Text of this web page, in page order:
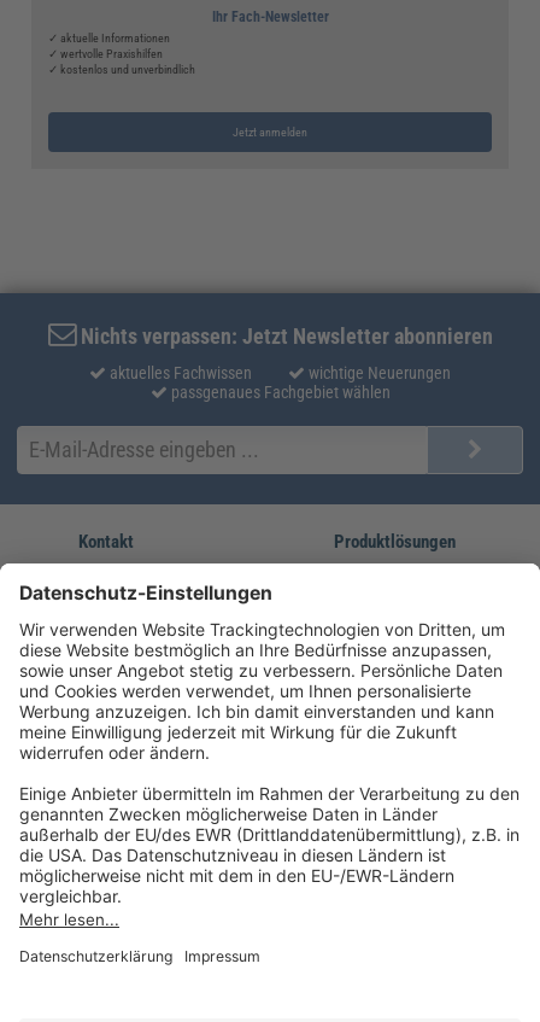
Ihr Fach-Newsletter
✓ aktuelle Informationen
✓ wertvolle Praxishilfen
✓ kostenlos und unverbindlich
Jetzt anmelden
Nichts verpassen: Jetzt Newsletter abonnieren
aktuelles Fachwissen
wichtige Neuerungen
passgenaues Fachgebiet wählen
Kontakt
service@forum-verlag.com
Mo-Do 07:30 - 17:00 Uhr
Fr 07:30 - 15:00 Uhr
Produktlösungen
Unsere Marken
Folgen Sie uns
Impressum
Datenschutz